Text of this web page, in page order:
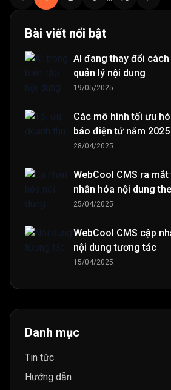
Bài viết nổi bật
AI đang thay đổi
quản lý nội dung
19/05/2025
Các mô hình tối ưu
báo điện tử năm 2025
28/04/2025
WebCool CMS ra
nhân hóa nội dung
đọc
25/04/2025
WebCool CMS cập
nội dung tương tác
15/04/2025
Danh mục
Tin tức
Hướng dẫn